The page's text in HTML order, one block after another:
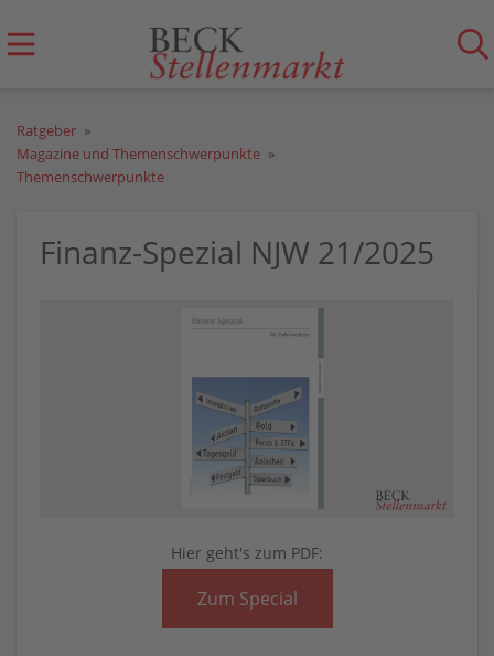
Ratgeber
Magazine und Themenschwerpunkte
Themenschwerpunkte
Finanz-Spezial NJW 21/2025
Hier geht's zum PDF:
Zum Special